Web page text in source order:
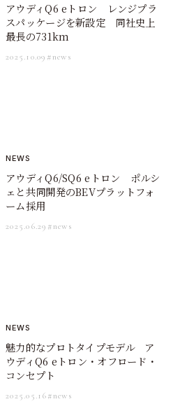
アウディQ6 eトロン レンジプラ
スパッケージを新設定 同社史上
最長の731km
2025.10.09 #news
NEWS
アウディQ6/SQ6 eトロン ポルシ
ェと共同開発のBEVプラットフォ
ーム採用
2025.06.29 #news
NEWS
魅力的なプロトタイプモデル ア
ウディQ6 eトロン・オフロード・
コンセプト
2025.05.16#news